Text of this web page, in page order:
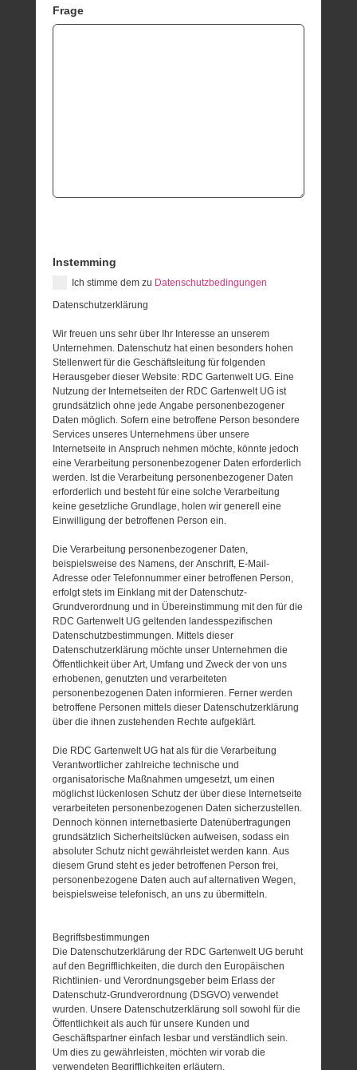
Frage
Instemming
Ich stimme dem zu Datenschutzbedingungen
Datenschutzerklärung
Wir freuen uns sehr über Ihr Interesse an unserem
Unternehmen. Datenschutz hat einen besonders hohen
Stellenwert für die Geschäftsleitung für folgenden
Herausgeber dieser Website: RDC Gartenwelt UG. Eine
Nutzung der Internetseiten der RDC Gartenwelt UG ist
grundsätzlich ohne jede Angabe personenbezogener
Daten möglich. Sofern eine betroffene Person besondere
Services unseres Unternehmens über unsere
Internetseite in Anspruch nehmen möchte, könnte jedoch
eine Verarbeitung personenbezogener Daten erforderlich
werden. Ist die Verarbeitung personenbezogener Daten
erforderlich und besteht für eine solche Verarbeitung
keine gesetzliche Grundlage, holen wir generell eine
Einwilligung der betroffenen Person ein.
Die Verarbeitung personenbezogener Daten,
beispielsweise des Namens, der Anschrift, E-Mail-
Adresse oder Telefonnummer einer betroffenen Person,
erfolgt stets im Einklang mit der Datenschutz-
Grundverordnung und in Übereinstimmung mit den für die
RDC Gartenwelt UG geltenden landesspezifischen
Datenschutzbestimmungen. Mittels dieser
Datenschutzerklärung möchte unser Unternehmen die
Öffentlichkeit über Art, Umfang und Zweck der von uns
erhobenen, genutzten und verarbeiteten
personenbezogenen Daten informieren. Ferner werden
betroffene Personen mittels dieser Datenschutzerklärung
über die ihnen zustehenden Rechte aufgeklärt.
Die RDC Gartenwelt UG hat als für die Verarbeitung
Verantwortlicher zahlreiche technische und
organisatorische Maßnahmen umgesetzt, um einen
möglichst lückenlosen Schutz der über diese Internetseite
verarbeiteten personenbezogenen Daten sicherzustellen.
Dennoch können internetbasierte Datenübertragungen
grundsätzlich Sicherheitslücken aufweisen, sodass ein
absoluter Schutz nicht gewährleistet werden kann. Aus
diesem Grund steht es jeder betroffenen Person frei,
personenbezogene Daten auch auf alternativen Wegen,
beispielsweise telefonisch, an uns zu übermitteln.
Begriffsbestimmungen
Die Datenschutzerklärung der RDC Gartenwelt UG beruht
auf den Begrifflichkeiten, die durch den Europäischen
Richtlinien- und Verordnungsgeber beim Erlass der
Datenschutz-Grundverordnung (DSGVO) verwendet
wurden. Unsere Datenschutzerklärung soll sowohl für die
Öffentlichkeit als auch für unsere Kunden und
Geschäftspartner einfach lesbar und verständlich sein.
Um dies zu gewährleisten, möchten wir vorab die
verwendeten Begrifflichkeiten erläutern.